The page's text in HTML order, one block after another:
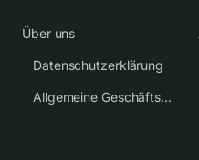
Über uns
Datenschutzerklärung
Allgemeine Geschäftsbedingungen